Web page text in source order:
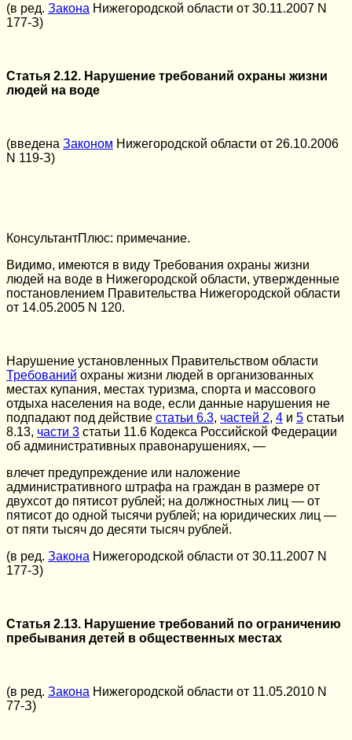
(в ред. Закона Нижегородской области от 30.11.2007 N
177-З)
Статья 2.12. Нарушение требований охраны жизни
людей на воде
(введена Законом Нижегородской области от 26.10.2006
N 119-З)
КонсультантПлюс: примечание.
Видимо, имеются в виду Требования охраны жизни
людей на воде в Нижегородской области, утвержденные
постановлением Правительства Нижегородской области
от 14.05.2005 N 120.
Нарушение установленных Правительством области
Требований охраны жизни людей в организованных
местах купания, местах туризма, спорта и массового
отдыха населения на воде, если данные нарушения не
подпадают под действие статьи 6.3, частей 2, 4 и 5 статьи
8.13, части 3 статьи 11.6 Кодекса Российской Федерации
об административных правонарушениях, —
влечет предупреждение или наложение
административного штрафа на граждан в размере от
двухсот до пятисот рублей; на должностных лиц — от
пятисот до одной тысячи рублей; на юридических лиц —
от пяти тысяч до десяти тысяч рублей.
(в ред. Закона Нижегородской области от 30.11.2007 N
177-З)
Статья 2.13. Нарушение требований по ограничению
пребывания детей в общественных местах
(в ред. Закона Нижегородской области от 11.05.2010 N
77-З)